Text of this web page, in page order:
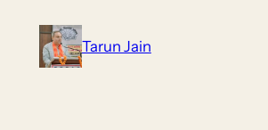
content
Tarun Jain